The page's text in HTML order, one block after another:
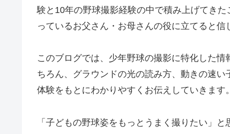
験と10年の野球撮影経験の中で積み上げてき
っているお父さん・お母さんの役に立てると信
このブログでは、少年野球の撮影に特化した情
ちろん、グラウンドの光の読み方、動きの速
体験をもとにわかりやすくお伝えしていきます。
「子どもの野球姿をもっとうまく撮りたい」